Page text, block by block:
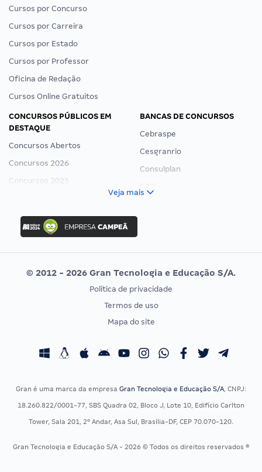
Cursos por Concurso
Cursos por Carreira
Cursos por Estado
Cursos por Professor
Oficina de Redação
Cursos Online Gratuitos
CONCURSOS PÚBLICOS EM
DESTAQUE
Concursos Abertos
Concursos 2026
Concursos 2025
Concurso Ibama
Concurso MPU
Editais publicados
BANCAS DE CONCURSOS
Cebraspe
Cesgranrio
Consulplan
Vunesp
CONCURSOS POR PROFISSÃO
Concursos Fiscais
Residência Multiprofissional
EXAME DE ORDEM
Calendário OAB
Veja mais
© 2012 - 2026 Gran Tecnologia e Educação S/A.
Política de privacidade
Termos de uso
Mapa do site
Gran é uma marca da empresa Gran Tecnologia e Educação S/A, CNPJ:
18.260.822/0001-77, SBS Quadra 02, Bloco J, Lote 10, Edifício Carlton
Tower, Sala 201, 2º Andar, Asa Sul, Brasília-DF, CEP 70.070-120.
Gran Tecnologia e Educação S/A - 2026 © Todos os direitos reservados ®